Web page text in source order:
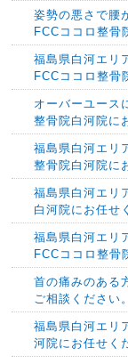
姿勢の悪さで腰
FCCココロ整骨
福島県白河エリ
FCCココロ整骨
オーバーユース
整骨院白河院に
福島県白河エリ
整骨院白河院に
福島県白河エリ
白河院にお任せ
福島県白河エリ
FCCココロ整骨
首の痛みのある
ご相談ください。
福島県白河エリ
河院にお任せく